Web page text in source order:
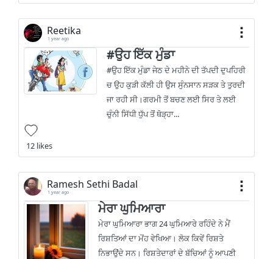
Reetika
1 year ago
#ਉਹ ਇੱਕ ਮੁੰਡਾ
#ਉਹ ਇੱਕ ਮੁੰਡਾ ਜੇਠ ਦੇ ਮਹੀਨੇ ਦੀ ਤੱਪਦੀ ਦੁਪਹਿਰੀ
ਚ ਉਹ ਕੁੜੀ ਕੱਲੀ ਹੀ ਉਸ ਸੁੰਨਸਾਨ ਸੜਕ ਤੇ ਤੁਰਦੀ
ਜਾ ਰਹੀ ਸੀ।ਗਰਮੀ ਤੋਂ ਬਚਣ ਲਈ ਸਿਰ ਤੇ ਲਈ
ਚੁੰਨੀ ਸਿੱਧੀ ਧੁੱਪ ਤੋਂ ਥੋੜ੍ਹਾ...
12 likes
Ramesh Sethi Badal
1 year ago
ਮੇਰਾ ਘੁਮਿਆਰਾ
ਮੇਰਾ ਘੁਮਿਆਰਾ ਭਾਗ 24 ਘੁਮਿਆਰੇ ਰਹਿੰਦੇ ਨੇ ਮੈਂ
ਰਿਸ਼ਤਿਆਂ ਦਾ ਮੋਂਹ ਵੇਖਿਆ। ਲੋਕ ਕਿਵੇਂ ਰਿਸ਼ਤੇ
ਨਿਭਾਉਂਦੇ ਸਨ। ਰਿਸ਼ਤੇਦਾਰਾਂ ਦੇ ਬੱਚਿਆਂ ਨੂੰ ਆਪਣੀ